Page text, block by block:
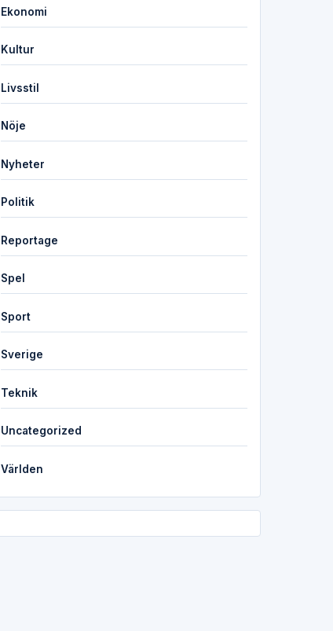
Ekonomi
Kultur
Livsstil
Nöje
Nyheter
Politik
Reportage
Spel
Sport
Sverige
Teknik
Uncategorized
Världen